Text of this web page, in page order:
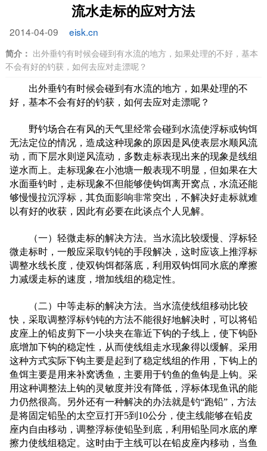
流水走标的应对方法
2014-04-09 eisk.cn
简介： 出外垂钓有时候会碰到有水流的地方，如果处理的不好，基本
不会有好的钓获，如何去应对走漂呢？
出外垂钓有时候会碰到有水流的地方，如果处理的不
好，基本不会有好的钓获，如何去应对走漂呢？
野钓场合在有风的天气里经常会碰到水流使浮标或钩饵
无法定位的情况，造成这种现象的原因是风使表层水顺风流
动，而下层水则逆风流动，多数走标表现出来的现象是线组
逆水而上。走标现象在小池塘一般表现不明显，但如果在大
水面垂钓时，走标现象不但能够使钩饵离开窝点，水流还能
够慢慢拉沉浮标，其负面影响非常突出，不解决好走标就难
以有好的收获，因此有必要在此谈点个人见解。
（一）轻微走标的解决方法。当水流比较缓慢、浮标轻
微走标时，一般应采取钓钝的手段解决，这时应该上推浮标
调整水线长度，使双钩饵都落底，利用双钩饵同水底的摩擦
力减缓走标的速度，增加线组的稳定性。
（二）中等走标的解决方法。当水流使线组移动比较
快，采取调整浮标钓钝的方法不能很好地解决时，可以将铅
皮座上的铅皮剪下一小块夹在靠近下钩的子线上，使下钩卧
底增加下钩的稳定性，从而使线组走水现象得以缓解。采用
这种方式实际下钩主要是起到了稳定线组的作用，下钩上的
鱼饵主要是用来补窝诱鱼，主要用于钓鱼的鱼钩是上钩。采
用这种调整法上钩的灵敏度并没有降低，浮标体现鱼讯的能
力仍然很高。另外还有一种解决的办法就是钓“跑铅”，方法
是将固定铅坠的太空豆打开5到10公分，使主线能够在铅皮
座内自由移动，调整浮标使铅坠到底，利用铅坠同水底的摩
擦力使线组稳定。这时由于主线可以在铅皮座内移动，当鱼